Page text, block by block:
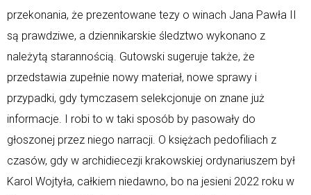
przekonania, że prezentowane tezy o winach Jana Pawła II
są prawdziwe, a dziennikarskie śledztwo wykonano z
należytą starannością. Gutowski sugeruje także, że
przedstawia zupełnie nowy materiał, nowe sprawy i
przypadki, gdy tymczasem selekcjonuje on znane już
informacje. I robi to w taki sposób by pasowały do
głoszonej przez niego narracji. O księżach pedofiliach z
czasów, gdy w archidiecezji krakowskiej ordynariuszem był
Karol Wojtyła, całkiem niedawno, bo na jesieni 2022 roku w